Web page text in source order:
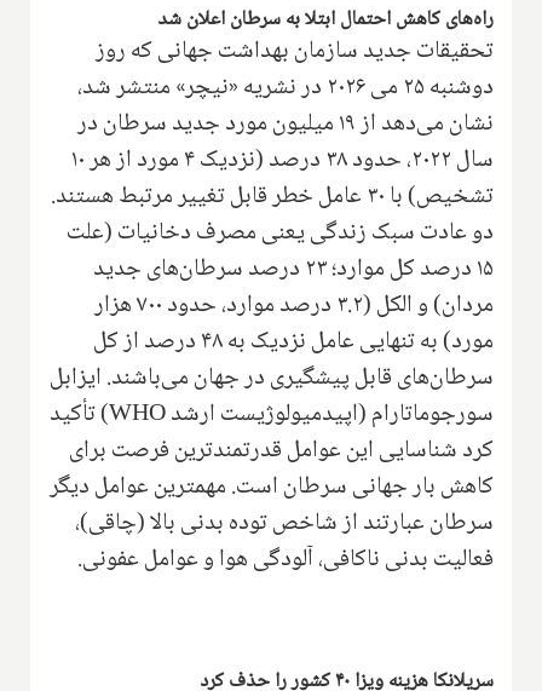
راه‌های کاهش احتمال ابتلا به سرطان اعلان شد
تحقیقات جدید سازمان بهداشت جهانی که روز
دوشنبه ۲۵ می ۲۰۲۶ در نشریه «نیچر» منتشر شد،
نشان می‌دهد از ۱۹ میلیون مورد جدید سرطان در
سال ۲۰۲۲، حدود ۳۸ درصد (نزدیک ۴ مورد از هر ۱۰
تشخیص) با ۳۰ عامل خطر قابل تغییر مرتبط هستند.
دو عادت سبک زندگی یعنی مصرف دخانیات (علت
۱۵ درصد کل موارد؛ ۲۳ درصد سرطان‌های جدید
مردان) و الکل (۳.۲ درصد موارد، حدود ۷۰۰ هزار
مورد) به تنهایی عامل نزدیک به ۴۸ درصد از کل
سرطان‌های قابل پیشگیری در جهان می‌باشند. ایزابل
سورجوماتارام (اپیدمیولوژیست ارشد WHO) تأکید
کرد شناسایی این عوامل قدرتمندترین فرصت برای
کاهش بار جهانی سرطان است. مهمترین عوامل دیگر
سرطان عبارتند از شاخص توده بدنی بالا (چاقی)،
فعالیت بدنی ناکافی، آلودگی هوا و عوامل عفونی.
سریلانکا هزینه ویزا ۴۰ کشور را حذف کرد